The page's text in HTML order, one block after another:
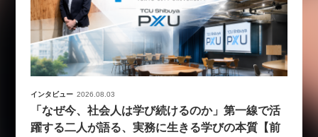
インタビュー 2026.08.03
「なぜ今、社会人は学び続けるのか」第一線で活
躍する二人が語る、実務に生きる学びの本質【前